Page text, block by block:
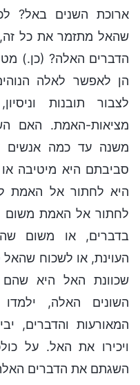
ארוכת השנים באל?
שהאל מתזמר את כל
הדברים האלה? (כן.)
הן לאפשר לאלה
לצבור תובנות
מציאות-האמת. האם
משנה עד כמה אנשים
סביבתם היא מיטיבה
היא לחתור אל האמת
לחתור אל האמת משום
בדברים, או משום
העוינת, או לשכוח
שכוונת האל היא
השונים האלה,
המאורעות והדברים,
ויכירו את האל. על
השגתם את הדברים